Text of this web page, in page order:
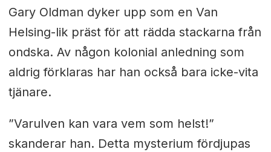
Gary Oldman dyker upp som en Van
Helsing-lik präst för att rädda stackarna från
ondska. Av någon kolonial anledning som
aldrig förklaras har han också bara icke-vita
tjänare.
”Varulven kan vara vem som helst!”
skanderar han. Detta mysterium fördjupas